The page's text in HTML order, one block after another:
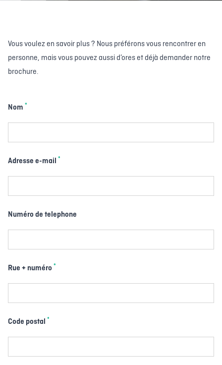
Vous voulez en savoir plus ? Nous préférons vous rencontrer en
personne, mais vous pouvez aussi d’ores et déjà demander notre
brochure.
Nom *
Adresse e-mail *
Numéro de telephone
Rue + numéro *
Code postal *